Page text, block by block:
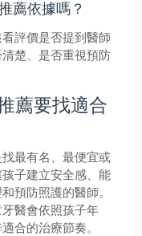
薦依據嗎？
評價是否提到醫師
楚、是否重視預防
薦要找適合
最有名、最便宜或
子建立安全感、能
預防照護的醫師。
醫會依照孩子年
合的治療節奏。